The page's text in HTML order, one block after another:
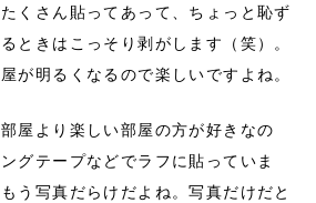
たくさん貼ってあって、ちょっと恥ず
ときはこっそり剥がします（笑）。
が明るくなるので楽しいですよね。
屋より楽しい部屋の方が好きなの
グテープなどでラフに貼っていま
う写真だらけだよね。写真だけだと